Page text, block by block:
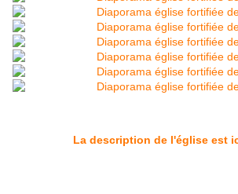
La description de l'église est